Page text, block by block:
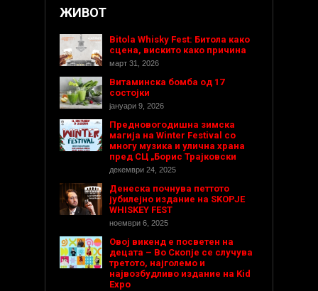
ЖИВОТ
Bitola Whisky Fest: Битола како
сцена, вискито како причина
март 31, 2026
Витаминска бомба од 17
состојки
јануари 9, 2026
Предновогодишнa зимска
магија на Winter Festival со
многу музика и улична храна
пред СЦ „Борис Трајковски
декември 24, 2025
Денеска почнува петтото
јубилејно издание на SKOPJE
WHISKEY FEST
ноември 6, 2025
Овој викенд е посветен на
децата – Во Скопје се случува
третото, најголемо и
највозбудливо издание на Kid
Expo